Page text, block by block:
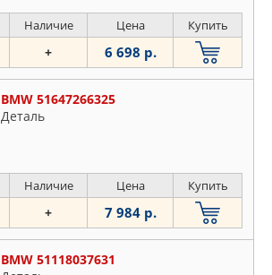
Наличие Цена Купить
+ 6 698 р.
BMW 51647266325
Деталь
Наличие Цена Купить
+ 7 984 р.
BMW 51118037631